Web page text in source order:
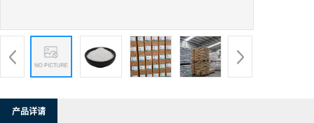
产品详请